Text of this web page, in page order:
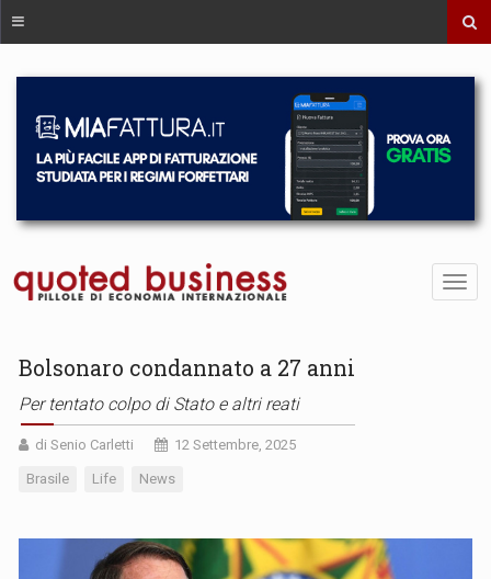
Bolsonaro condannato a 27 anni
Per tentato colpo di Stato e altri reati
di Senio Carletti 12 Settembre, 2025
Brasile Life News